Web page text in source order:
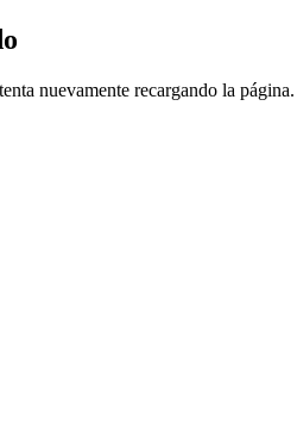
nuevamente recargando la página.